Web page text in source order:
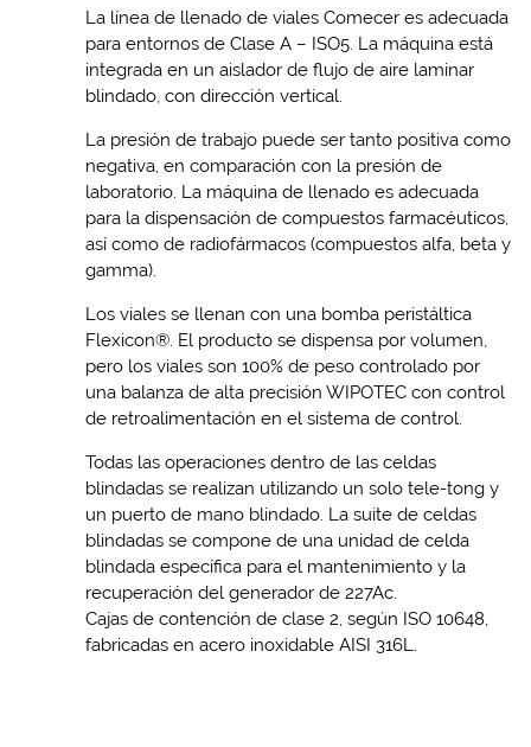
La línea de llenado de viales Comecer es adecuada
para entornos de Clase A – ISO5. La máquina está
integrada en un aislador de flujo de aire laminar
blindado, con dirección vertical.
La presión de trabajo puede ser tanto positiva como
negativa, en comparación con la presión de
laboratorio. La máquina de llenado es adecuada
para la dispensación de compuestos farmacéuticos,
así como de radiofármacos (compuestos alfa, beta y
gamma).
Los viales se llenan con una bomba peristáltica
Flexicon®. El producto se dispensa por volumen,
pero los viales son 100% de peso controlado por
una balanza de alta precisión WIPOTEC con control
de retroalimentación en el sistema de control.
Todas las operaciones dentro de las celdas
blindadas se realizan utilizando un solo tele-tong y
un puerto de mano blindado. La suite de celdas
blindadas se compone de una unidad de celda
blindada específica para el mantenimiento y la
recuperación del generador de 227Ac.
Cajas de contención de clase 2, según ISO 10648,
fabricadas en acero inoxidable AISI 316L.